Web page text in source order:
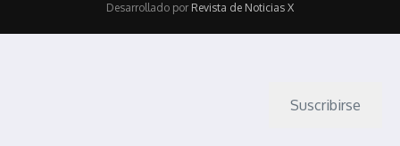
Desarrollado por Revista de Noticias X
Suscribirse